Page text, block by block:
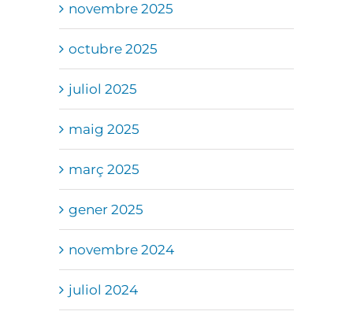
novembre 2025
octubre 2025
juliol 2025
maig 2025
març 2025
gener 2025
novembre 2024
juliol 2024